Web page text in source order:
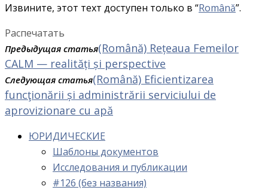
Извините, этот техт доступен только в “Română”.
Распечатать
Предыдущая статья(Română) Rețeaua Femeilor
CALM — realități și perspective
Следующая статья(Română) Eficientizarea
funcţionării și administrării serviciului de
aprovizionare cu apă
ЮРИДИЧЕСКИЕ
Шаблоны документов
Исследования и публикации
#126 (без названия)